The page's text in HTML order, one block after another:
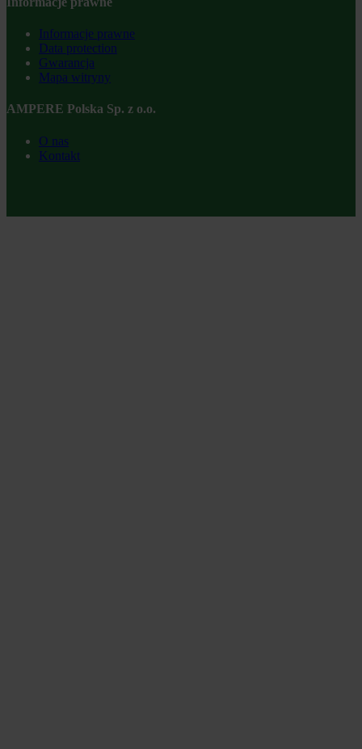
Informacje prawne
Data protection
Gwarancja
Mapa witryny
AMPERE Polska Sp. z o.o.
O nas
Kontakt